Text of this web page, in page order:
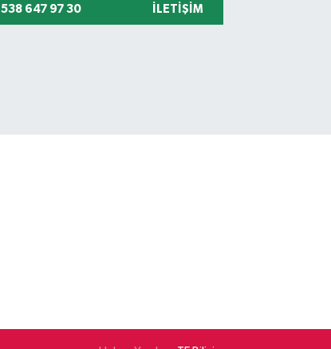
538 647 97 30 İLETIŞIM